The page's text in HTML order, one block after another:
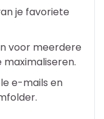
je favoriete
voor meerdere
e-mails en